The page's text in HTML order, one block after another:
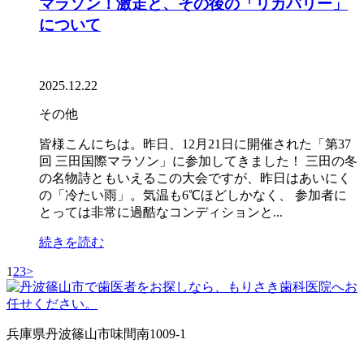
マラソン！激走と、その後の「リカバリー」
について
2025.12.22
その他
皆様こんにちは。昨日、12月21日に開催された「第37
回 三田国際マラソン」に参加してきました！ 三田の冬
の名物詩ともいえるこの大会ですが、昨日はあいにく
の「冷たい雨」。気温も6℃ほどしかなく、 参加者に
とっては非常に過酷なコンディションと...
続きを読む
1 23>
兵庫県丹波篠山市味間南1009-1